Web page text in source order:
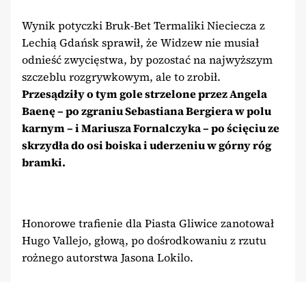
Wynik potyczki Bruk-Bet Termaliki Nieciecza z
Lechią Gdańsk sprawił, że Widzew nie musiał
odnieść zwycięstwa, by pozostać na najwyższym
szczeblu rozgrywkowym, ale to zrobił.
Przesądziły o tym gole strzelone przez Angela
Baenę – po zgraniu Sebastiana Bergiera w polu
karnym – i Mariusza Fornalczyka – po ścięciu ze
skrzydła do osi boiska i uderzeniu w górny róg
bramki.
Honorowe trafienie dla Piasta Gliwice zanotował
Hugo Vallejo, głową, po dośrodkowaniu z rzutu
rożnego autorstwa Jasona Lokilo.